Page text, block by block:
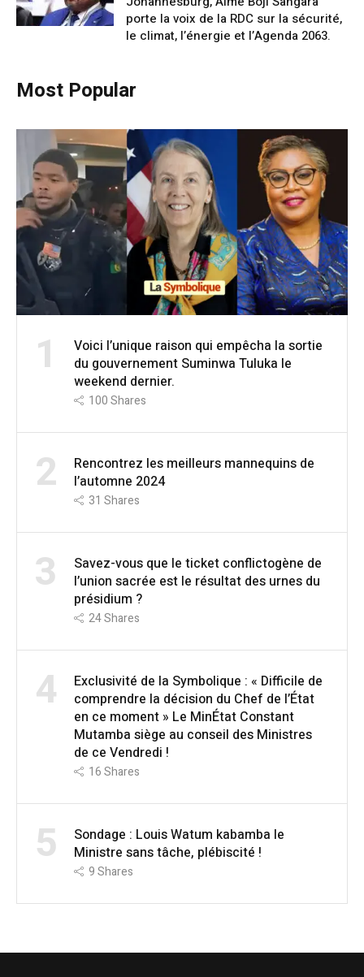
porte la voix de la RDC sur la sécurité,
le climat, l’énergie et l’Agenda 2063.
Most Popular
1
Voici l’unique raison qui empêcha la sortie
du gouvernement Suminwa Tuluka le
weekend dernier.
100Shares
2
Rencontrez les meilleurs mannequins de
l’automne 2024
31 Shares
3
Savez-vous que le ticket conflictogène de
l’union sacrée est le résultat des urnes du
présidium ?
24Shares
4
Exclusivité de la Symbolique : « Difficile de
comprendre la décision du Chef de l’État
en ce moment » Le MinÉtat Constant
Mutamba siège au conseil des Ministres
de ce Vendredi !
16Shares
5
Sondage : Louis Watum kabamba le
Ministre sans tâche, plébiscité !
9Shares